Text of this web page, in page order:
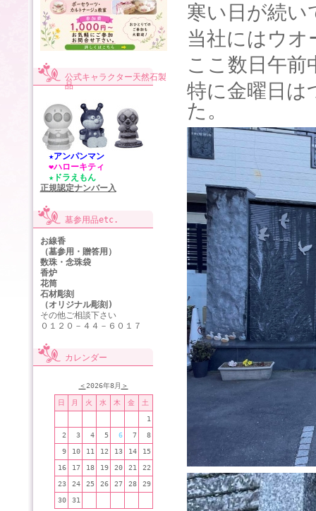
公式キャラクター天然石製
品
★アンパンマン
❤ハローキティ
★ドラえもん
正規認定ナンバー入
墓参用品etc.
お線香
（墓参用・贈答用）
数珠・念珠袋
香炉
花筒
石材彫刻
（オリジナル彫刻)
その他ご相談下さい
０１２０－４４－６０１７
カレンダー
＜2026年8月 ＞
日 月 火 水 木 金 土
1
2 3 4 5 6 7 8
9 10 11 12 13 14 15
16 17 18 19 20 21 22
23 24 25 26 27 28 29
30 31
寒い日が続い
当社にはウ
ここ数日午
特に金曜日は
た。